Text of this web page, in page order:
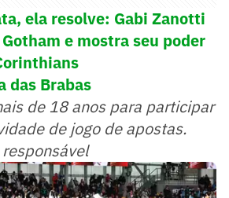
ela resolve: Gabi Zanotti
e mostra seu poder
das Brabas
de 18 anos para participar
de jogo de apostas.